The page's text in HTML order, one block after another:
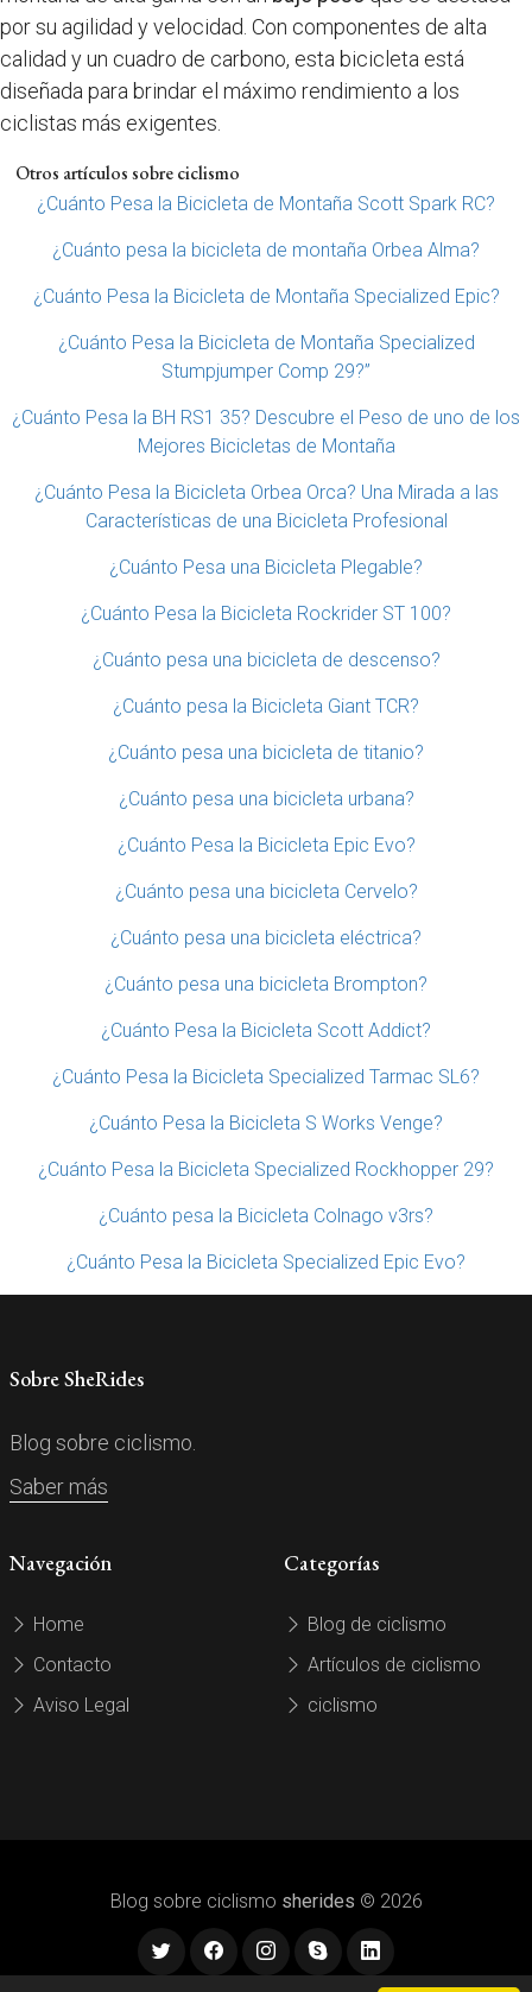
por su agilidad y velocidad. Con componentes de alta
calidad y un cuadro de carbono, esta bicicleta está
diseñada para brindar el máximo rendimiento a los
ciclistas más exigentes.
Otros artículos sobre ciclismo
¿Cuánto Pesa la Bicicleta de Montaña Scott Spark RC?
¿Cuánto pesa la bicicleta de montaña Orbea Alma?
¿Cuánto Pesa la Bicicleta de Montaña Specialized Epic?
¿Cuánto Pesa la Bicicleta de Montaña Specialized
Stumpjumper Comp 29?”
¿Cuánto Pesa la BH RS1 35? Descubre el Peso de uno de los
Mejores Bicicletas de Montaña
¿Cuánto Pesa la Bicicleta Orbea Orca? Una Mirada a las
Características de una Bicicleta Profesional
¿Cuánto Pesa una Bicicleta Plegable?
¿Cuánto Pesa la Bicicleta Rockrider ST 100?
¿Cuánto pesa una bicicleta de descenso?
¿Cuánto pesa la Bicicleta Giant TCR?
¿Cuánto pesa una bicicleta de titanio?
¿Cuánto pesa una bicicleta urbana?
¿Cuánto Pesa la Bicicleta Epic Evo?
¿Cuánto pesa una bicicleta Cervelo?
¿Cuánto pesa una bicicleta eléctrica?
¿Cuánto pesa una bicicleta Brompton?
¿Cuánto Pesa la Bicicleta Scott Addict?
¿Cuánto Pesa la Bicicleta Specialized Tarmac SL6?
¿Cuánto Pesa la Bicicleta S Works Venge?
¿Cuánto Pesa la Bicicleta Specialized Rockhopper 29?
¿Cuánto pesa la Bicicleta Colnago v3rs?
¿Cuánto Pesa la Bicicleta Specialized Epic Evo?
Sobre SheRides
Blog sobre ciclismo.
Saber más
Navegación
Home
Contacto
Aviso Legal
Categorías
Blog de ciclismo
Artículos de ciclismo
ciclismo
Blog sobre ciclismo sherides © 2026